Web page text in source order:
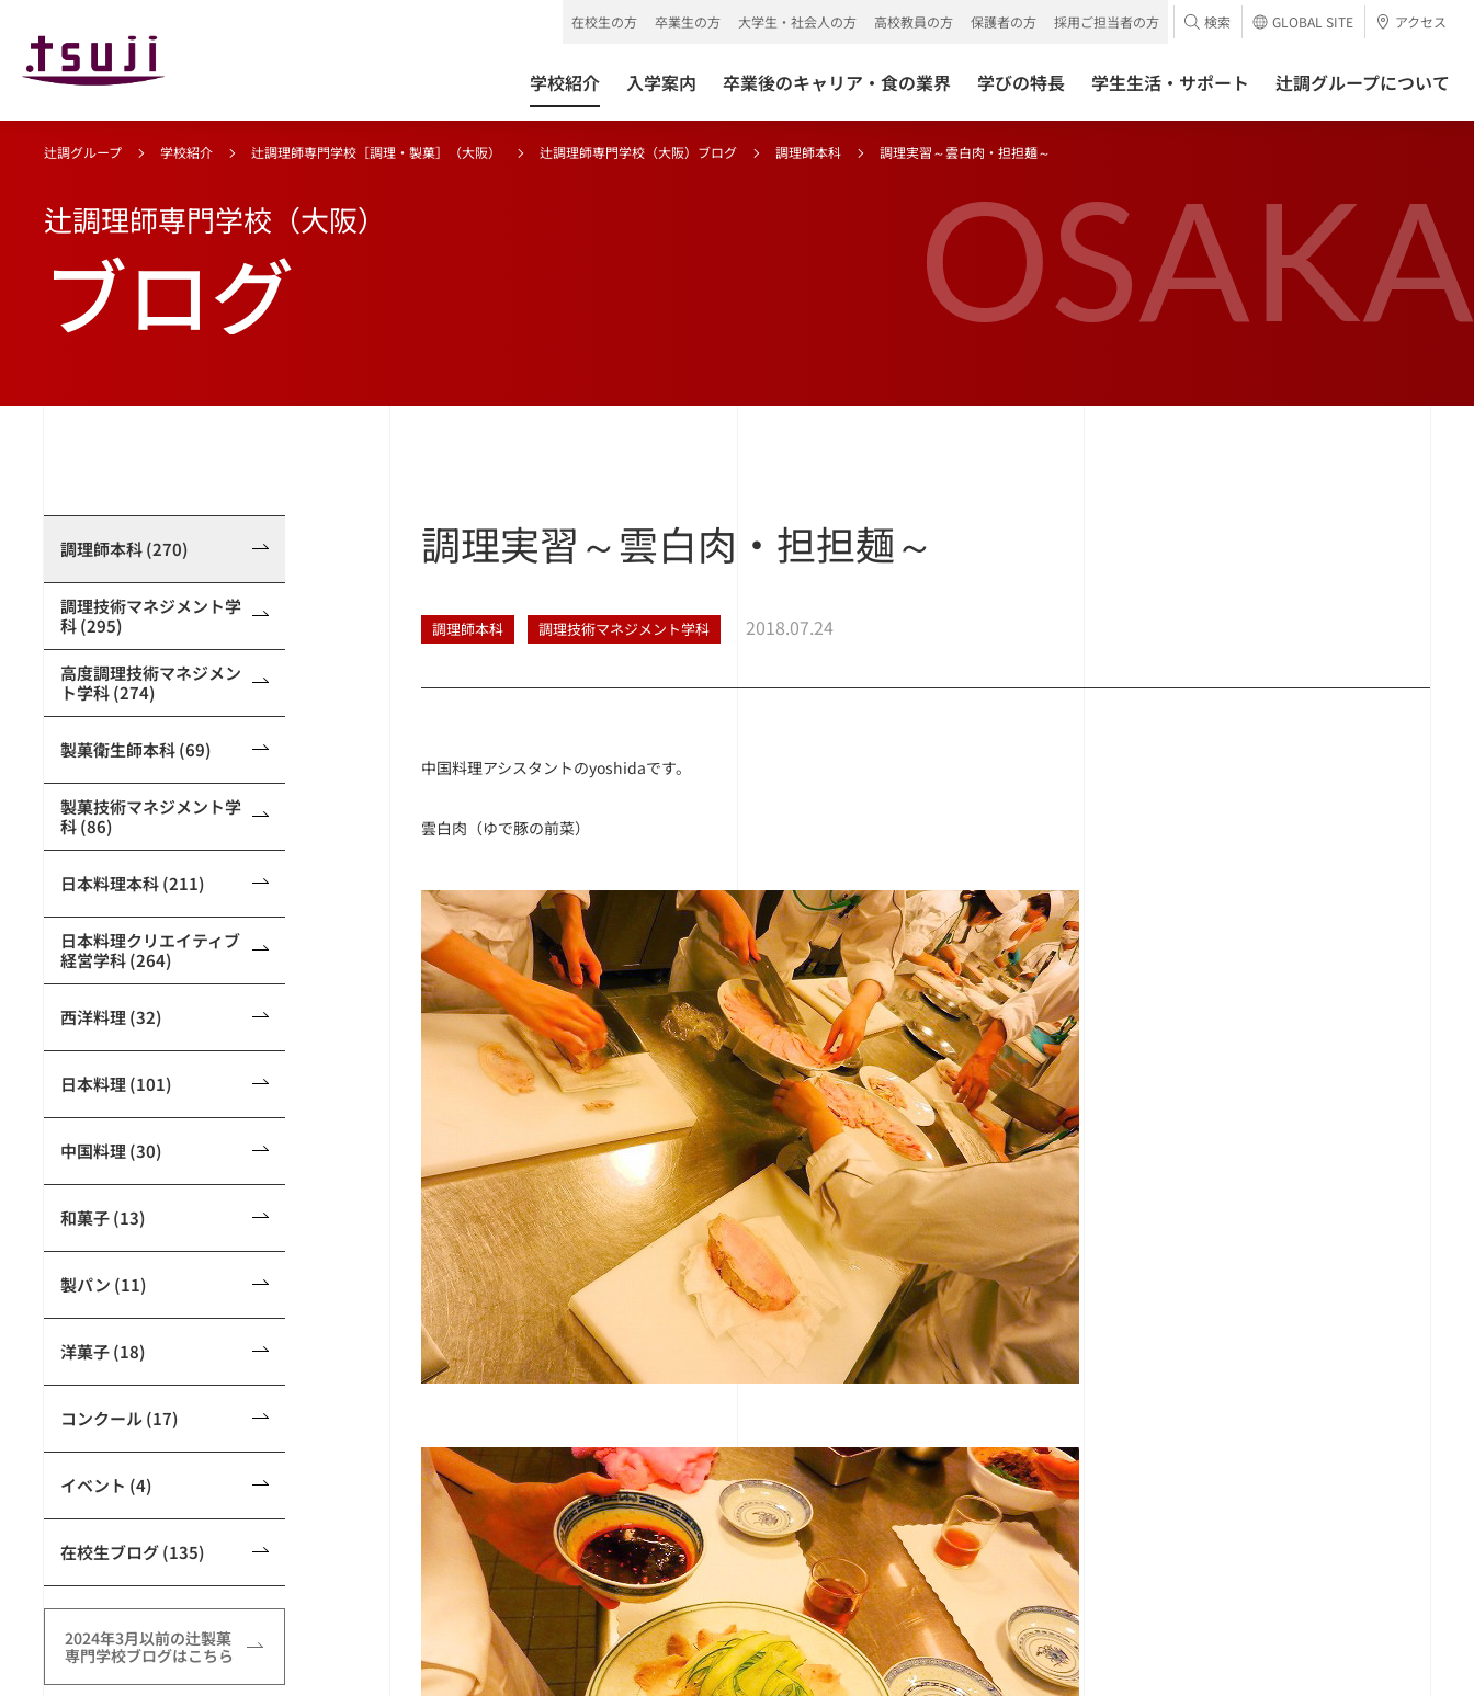
学校紹介 入学案内 卒業後のキャリア・食の業界 学びの特長 学生生活・サポート 辻調グループについて
在校生の方 卒業生の方 大学生・社会人の方 高校教員の方 保護者の方 採用ご担当者の方 検索 GLOBAL SITE アクセス
OSAKA
辻調グループ 学校紹介 辻調理師専門学校［調理・製菓］（大阪） 辻調理師専門学校（大阪）ブログ 調理師本科 調理実習～雲白肉・担担麺～
辻調理師専門学校（大阪）
ブログ
調理師本科 (270)
調理技術マネジメント学
科 (295)
高度調理技術マネジメン
ト学科 (274)
製菓衛生師本科 (69)
製菓技術マネジメント学
科 (86)
日本料理本科 (211)
日本料理クリエイティブ
経営学科 (264)
西洋料理 (32)
日本料理 (101)
中国料理 (30)
和菓子 (13)
製パン (11)
洋菓子 (18)
コンクール (17)
イベント (4)
在校生ブログ (135)
2024年3月以前の辻製菓
専門学校ブログはこちら
調理実習～雲白肉・担担麺～
調理師本科 調理技術マネジメント学科 2018.07.24
中国料理アシスタントのyoshidaです。
雲白肉（ゆで豚の前菜）